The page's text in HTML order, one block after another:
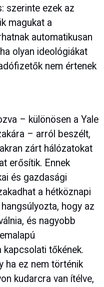
szerinte ezek az
magukat a
automatikusan
olyan ideológiákat
nem értenek
– különösen a Yale
– arról beszélt,
zárt hálózatokat
erősítik. Ennek
és gazdasági
a hétköznapi
hogy az
és nagyobb
kapcsolati tőkének.
ha ez nem történik
kudarcra van ítélve,